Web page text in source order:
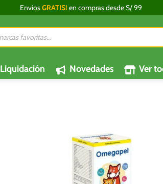
EnvíosGRATIS! en compras desde S/ 99
Liquidación Novedades Ver